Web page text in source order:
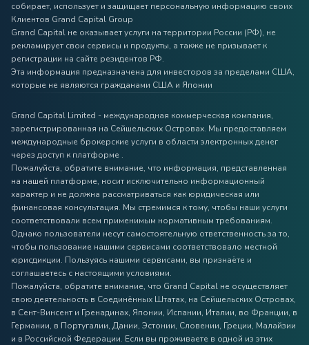
собирает, использует и защищает персональную информацию своих
Клиентов Grand Capital Group
Grand Capital не оказывает услуги на территории России (РФ), не
рекламирует свои сервисы и продукты, а также не призывает к
регистрации на сайте резидентов РФ.
Эта информация предназначена для инвесторов за пределами США,
которые не являются гражданами США и Японии
Grand Capital Limited - международная коммерческая компания,
зарегистрированная на Сейшельских Островах. Мы предоставляем
международные брокерские услуги в области электронных денег
через доступ к платформе .
Пожалуйста, обратите внимание, что информация, представленная
на нашей платформе, носит исключительно информационный
характер и не должна рассматриваться как юридическая или
финансовая консультация. Мы стремимся к тому, чтобы наши услуги
соответствовали всем применимым нормативным требованиям.
Однако пользователи несут самостоятельную ответственность за то,
чтобы пользование нашими сервисами соответствовало местной
юрисдикции. Пользуясь нашими сервисами, вы признаёте и
соглашаетесь с настоящими условиями.
Пожалуйста, обратите внимание, что Grand Capital не осуществляет
свою деятельность в Соединённых Штатах, на Сейшельских Островах,
в Сент-Винсент и Гренадинах, Японии, Испании, Италии, во Франции, в
Германии, в Португалии, Дании, Эстонии, Словении, Греции, Малайзии
и в Российской Федерации. Если вы проживаете в одной из этих